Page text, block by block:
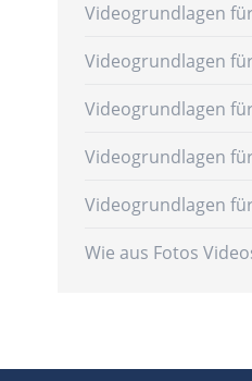
Videogrundlagen
Videogrundlagen
Videogrundlagen
Videogrundlagen
Videogrundlagen
Wie aus Fotos